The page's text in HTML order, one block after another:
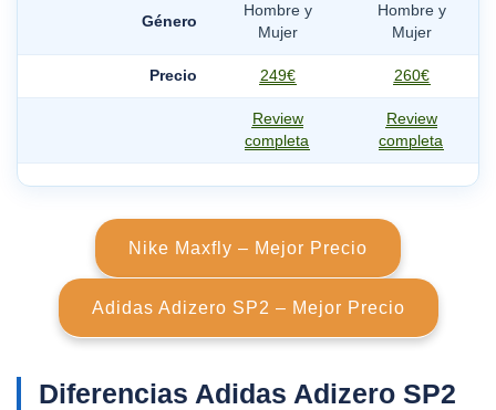
Género
Hombre y
Mujer
Hombre y
Mujer
Precio 249€ 260€
Review
completa
Review
completa
Nike Maxfly – Mejor Precio
Adidas Adizero SP2 – Mejor Precio
Diferencias Adidas Adizero SP2